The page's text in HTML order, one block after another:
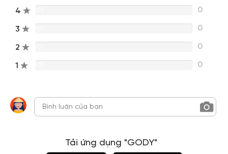
4 0
3 0
2 0
1 0
Tải ứng dụng "GODY"